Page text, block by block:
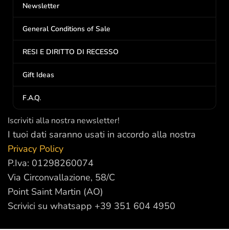
Newsletter
General Conditions of Sale
RESI E DIRITTO DI RECESSO
Gift Ideas
F.A.Q.
Iscriviti alla nostra newsletter!
I tuoi dati saranno usati in accordo alla nostra
Privacy Policy
P.Iva: 01298260074
Via Circonvallazione, 58/C
Point Saint Martin (AO)
Scrivici su whatsapp +39 351 604 4950